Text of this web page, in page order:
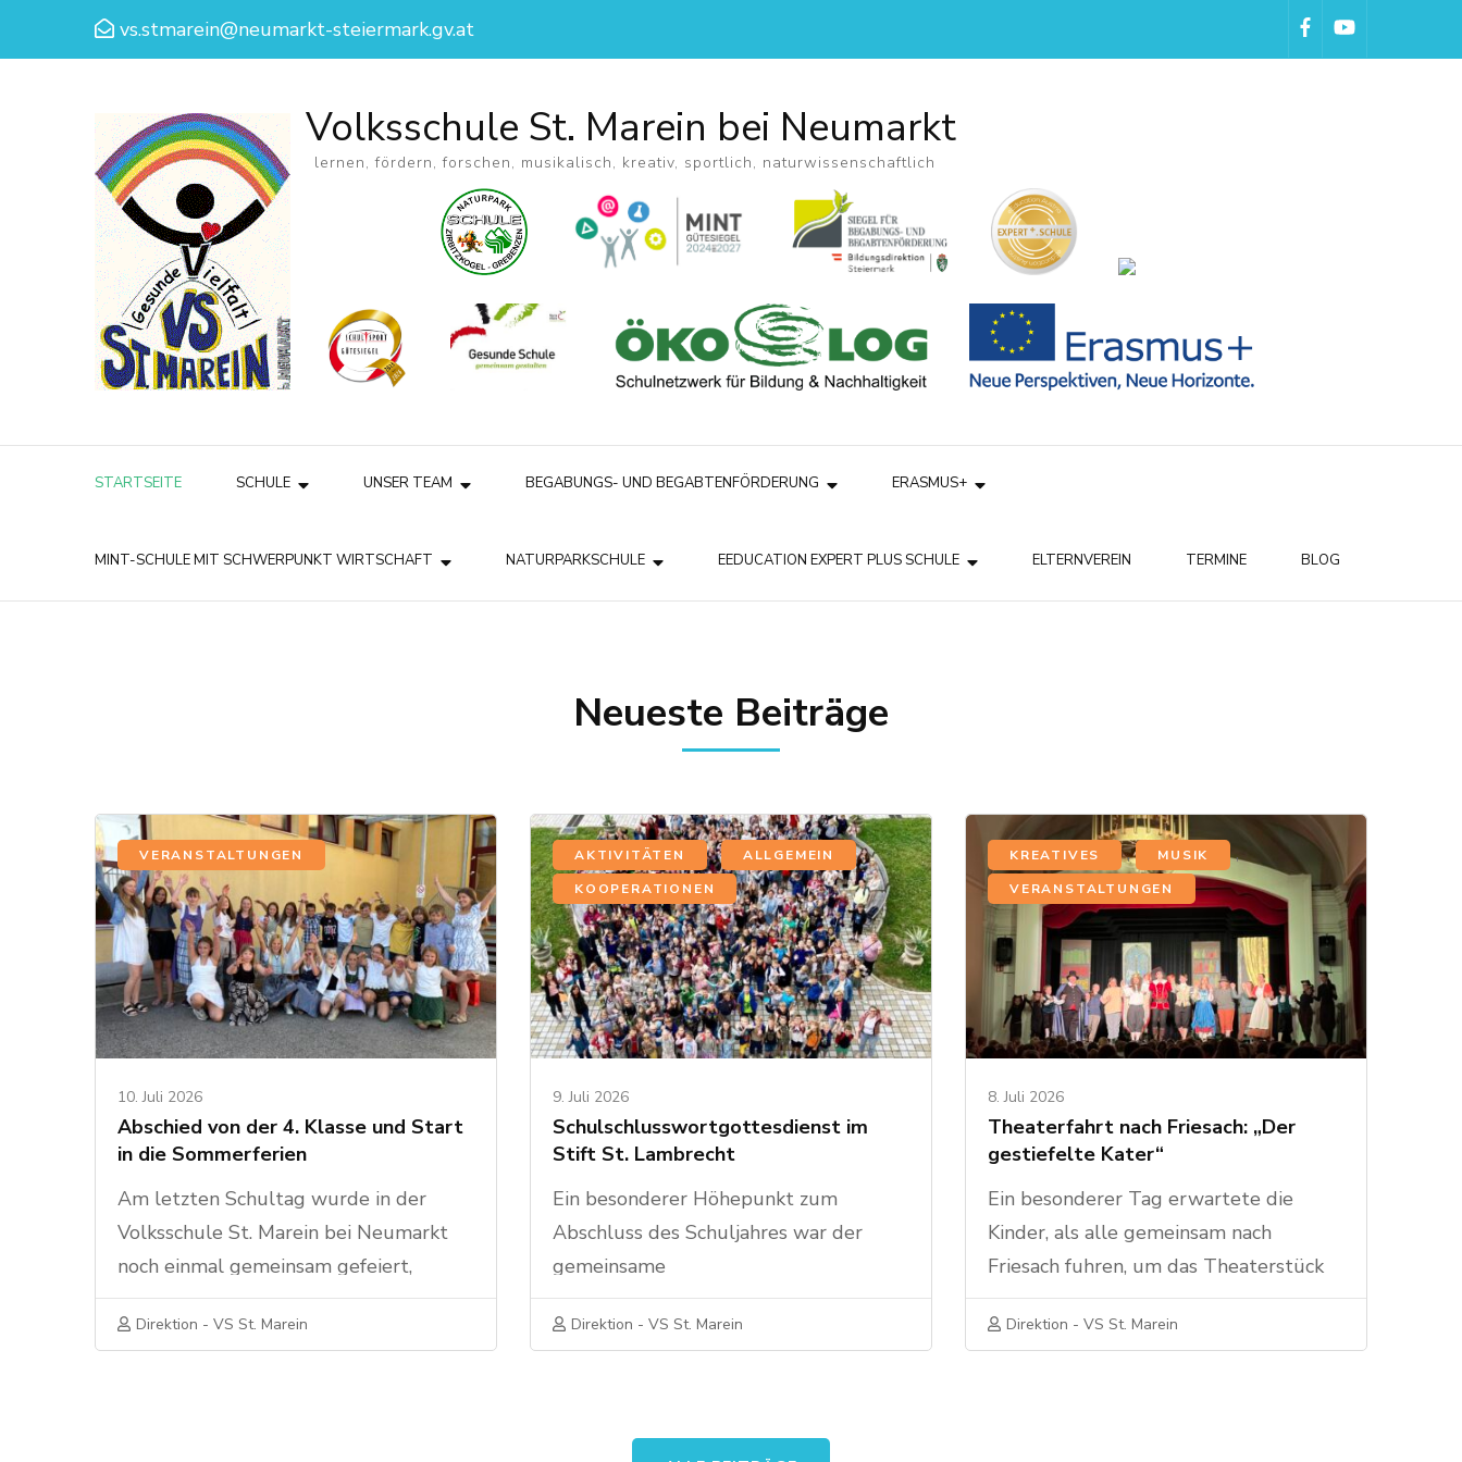
vs.stmarein@neumarkt-steiermark.gv.at
Volksschule St. Marein bei Neumarkt
lernen, fördern, forschen, musikalisch, kreativ, sportlich, naturwissenschaftlich
STARTSEITE SCHULE UNSER TEAM BEGABUNGS- UND BEGABTENFÖRDERUNG ERASMUS+
MINT-SCHULE MIT SCHWERPUNKT WIRTSCHAFT NATURPARKSCHULE EEDUCATION EXPERT PLUS SCHULE ELTERNVEREIN TERMINE BLOG
Neueste Beiträge
VERANSTALTUNGEN
10. Juli 2026
Abschied von der 4. Klasse und Start
in die Sommerferien
Am letzten Schultag wurde in der
Volksschule St. Marein bei Neumarkt
noch einmal gemeinsam gefeiert,
gelacht und auch ein wenig Abschied
genommen. Im Pausenhof
Direktion - VS St. Marein
AKTIVITÄTEN , ALLGEMEIN ,
KOOPERATIONEN
9. Juli 2026
Schulschlusswortgottesdienst im
Stift St. Lambrecht
Ein besonderer Höhepunkt zum
Abschluss des Schuljahres war der
gemeinsame
Schulschlusswortgottesdienst aller
Volksschulkinder des Seelsorgeraumes
950 Jahre Geschichte zurückblicken
Direktion - VS St. Marein
KREATIVES , MUSIK ,
VERANSTALTUNGEN
8. Juli 2026
Theaterfahrt nach Friesach: „Der
gestiefelte Kater“
Ein besonderer Tag erwartete die
Kinder, als alle gemeinsam nach
Friesach fuhren, um das Theaterstück
„Der gestiefelte Kater“ zu besuchen.
Das Märchen, frei nach den Gebrüdern
Direktion - VS St. Marein